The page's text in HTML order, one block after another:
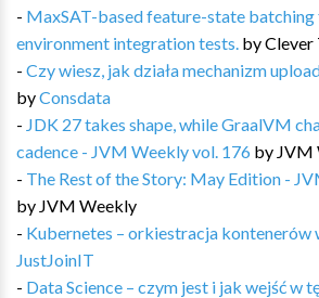
- MaxSAT-based feature-state batching
environment integration tests. byClever
- Czy wiesz, jak działa mechanizm
byConsdata
- JDK 27 takes shape, while GraalVM
cadence - JVM Weekly vol. 176 by JVM
- The Rest of the Story: May Edition -
by JVM Weekly
- Kubernetes – orkiestracja kontenerów
JustJoinIT
- Data Science – czym jest i jak wejść w